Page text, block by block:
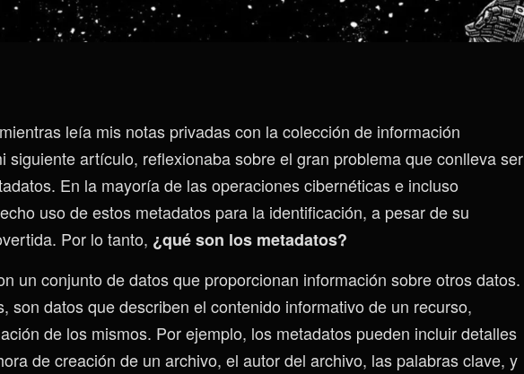
leía mis notas privadas con la colección de información
siguiente artículo, reflexionaba sobre el gran problema que conlleva ser
En la mayoría de las operaciones cibernéticas e incluso
uso de estos metadatos para la identificación, a pesar de su
Por lo tanto, ¿qué son los metadatos?
un conjunto de datos que proporcionan información sobre otros datos.
son datos que describen el contenido informativo de un recurso,
de los mismos. Por ejemplo, los metadatos pueden incluir detalles
de creación de un archivo, el autor del archivo, las palabras clave, y